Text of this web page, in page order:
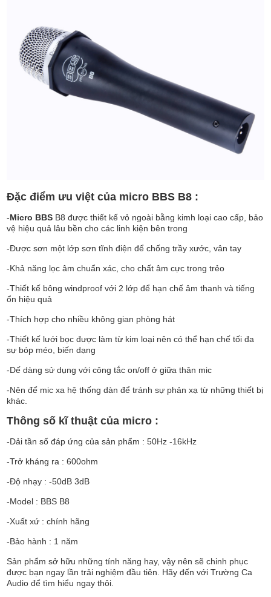
Đặc điểm ưu việt của micro BBS B8 :
-Micro BBS B8 được thiết kế vỏ ngoài bằng kimh loại cao cấp, bảo
vệ hiệu quả lâu bền cho các linh kiện bên trong
-Được sơn một lớp sơn tĩnh điện để chống trầy xước, vân tay
-Khả năng lọc âm chuẩn xác, cho chất âm cực trong trẻo
-Thiết kế bông windproof với 2 lớp để hạn chế âm thanh và tiếng
ổn hiệu quả
-Thích hợp cho nhiều không gian phòng hát
-Thiết kế lưới bọc được làm từ kim loại nên có thể hạn chế tối đa
sự bóp méo, biến dạng
-Dế dàng sử dụng với công tắc on/off ở giữa thân mic
-Nên để mic xa hệ thống dàn để tránh sự phản xạ từ những thiết bị
khác.
Thông số kĩ thuật của micro :
-Dải tần số đáp ứng của sản phẩm : 50Hz -16kHz
-Trở kháng ra : 600ohm
-Độ nhạy : -50dB 3dB
-Model : BBS B8
-Xuất xứ : chính hãng
-Bảo hành : 1 năm
Sản phẩm sở hữu những tính năng hay, vậy nên sẽ chinh phục
được bạn ngay lần trải nghiệm đầu tiên. Hãy đến với Trường Ca
Audio để tìm hiểu ngay thôi.